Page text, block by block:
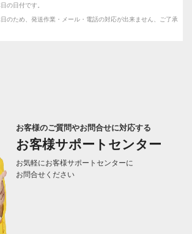
の日付です。
のため、発送作業・メール・電話の対応が出来ません、ご了承
お客様のご質問やお問合せに対応する
お客様サポートセンター
お気軽にお客様サポートセンターに
お問合せください